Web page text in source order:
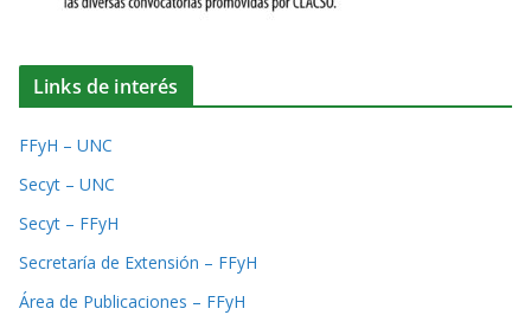
Links de interés
FFyH – UNC
Secyt – UNC
Secyt – FFyH
Secretaría de Extensión – FFyH
Área de Publicaciones – FFyH